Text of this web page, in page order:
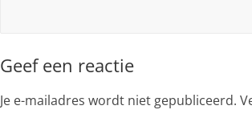
Geef een reactie
Je e-mailadres wordt niet gepubliceerd.